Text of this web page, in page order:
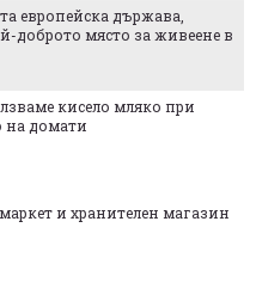
европейска държава,
доброто място за живеене в
кисело мляко при
на домати
и хранителен магазин